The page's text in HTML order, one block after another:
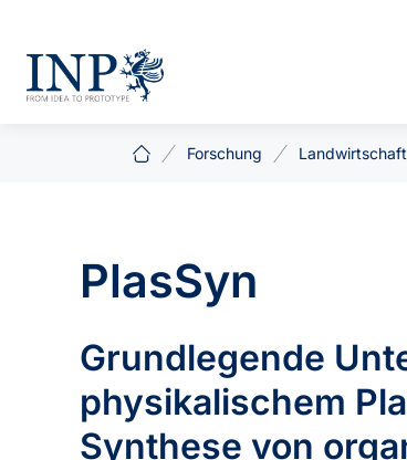
Forschung
PlasSyn
Grundlegende
physikalischem
Synthese von